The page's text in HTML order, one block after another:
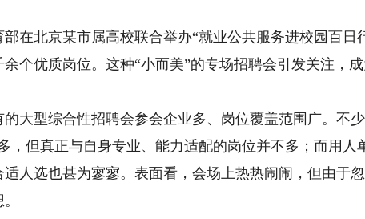
北京某市属高校联合举办“就业公共服务进校园百日
个优质岗位。这种“小而美”的专场招聘会引发关注，
型综合性招聘会参会企业多、岗位覆盖范围广。不
，但真正与自身专业、能力适配的岗位并不多；而用人
人选也甚为寥寥。表面看，会场上热热闹闹，但由于